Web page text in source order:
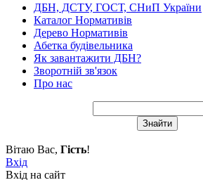
ДБН, ДСТУ, ГОСТ, СНиП України
Каталог Нормативів
Дерево Нормативів
Абетка будівельника
Як завантажити ДБН?
Зворотній зв'язок
Про нас
Вітаю Вас, Гість!
Вхід
Вхід на сайт